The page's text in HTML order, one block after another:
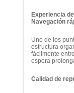
Experiencia
Navegación
Uno de los
estructura
fácilmente
espera
Calidad de